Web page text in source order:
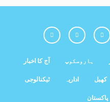
آج کا اخبار ہاروسکوپ
ٹیکنالوجی اداریہ کھیل
پاکستان